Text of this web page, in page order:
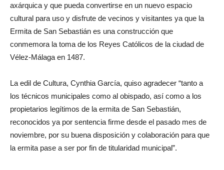
axárquica y que pueda convertirse en un nuevo espacio
cultural para uso y disfrute de vecinos y visitantes ya que la
Ermita de San Sebastián es una construcción que
conmemora la toma de los Reyes Católicos de la ciudad de
Vélez-Málaga en 1487.
La edil de Cultura, Cynthia García, quiso agradecer “tanto a
los técnicos municipales como al obispado, así como a los
propietarios legítimos de la ermita de San Sebastián,
reconocidos ya por sentencia firme desde el pasado mes de
noviembre, por su buena disposición y colaboración para que
la ermita pase a ser por fin de titularidad municipal”.